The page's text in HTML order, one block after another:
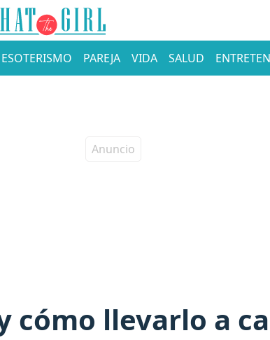
ESOTERISMO PAREJA VIDA SALUD
cómo llevarlo a